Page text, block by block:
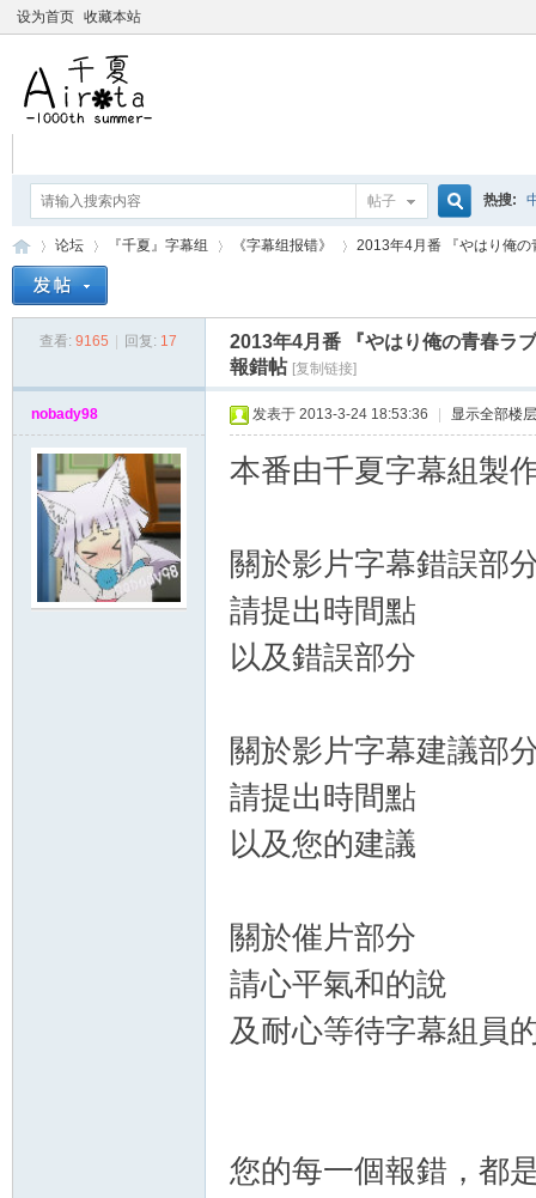
设为首页 收藏本站
帖子
搜
索
热搜:
爱杀宝
论坛
›
『千夏』字幕组 《字幕组报错》
›
2013年4月番 『やはり俺
查看: 9165 回复: 17
2013年4月番 『やはり俺の青春ラ
報錯帖 [复制链接]
nobady98 发表于 2013-3-24 18:53:36 显示全部楼层
本番由千夏字幕組製
關於影片字幕錯誤部
請提出時間點
以及錯誤部分
關於影片字幕建議部
請提出時間點
以及您的建議
關於催片部分
請心平氣和的說
及耐心等待字幕組員
您的每一個報錯，都